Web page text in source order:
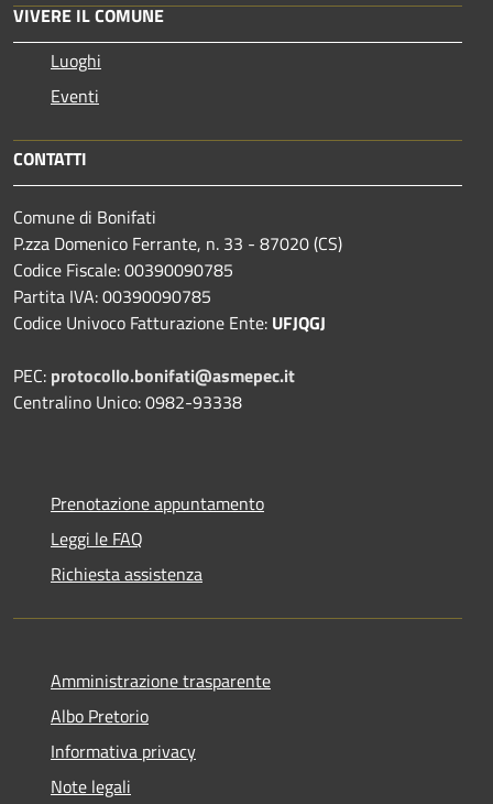
VIVERE IL COMUNE
Luoghi
Eventi
CONTATTI
Comune di Bonifati
P.zza Domenico Ferrante, n. 33 - 87020 (CS)
Codice Fiscale: 00390090785
Partita IVA: 00390090785
Codice Univoco Fatturazione Ente: UFJQGJ
PEC: protocollo.bonifati@asmepec.it
Centralino Unico: 0982-93338
Prenotazione appuntamento
Leggi le FAQ
Richiesta assistenza
Amministrazione trasparente
Albo Pretorio
Informativa privacy
Note legali